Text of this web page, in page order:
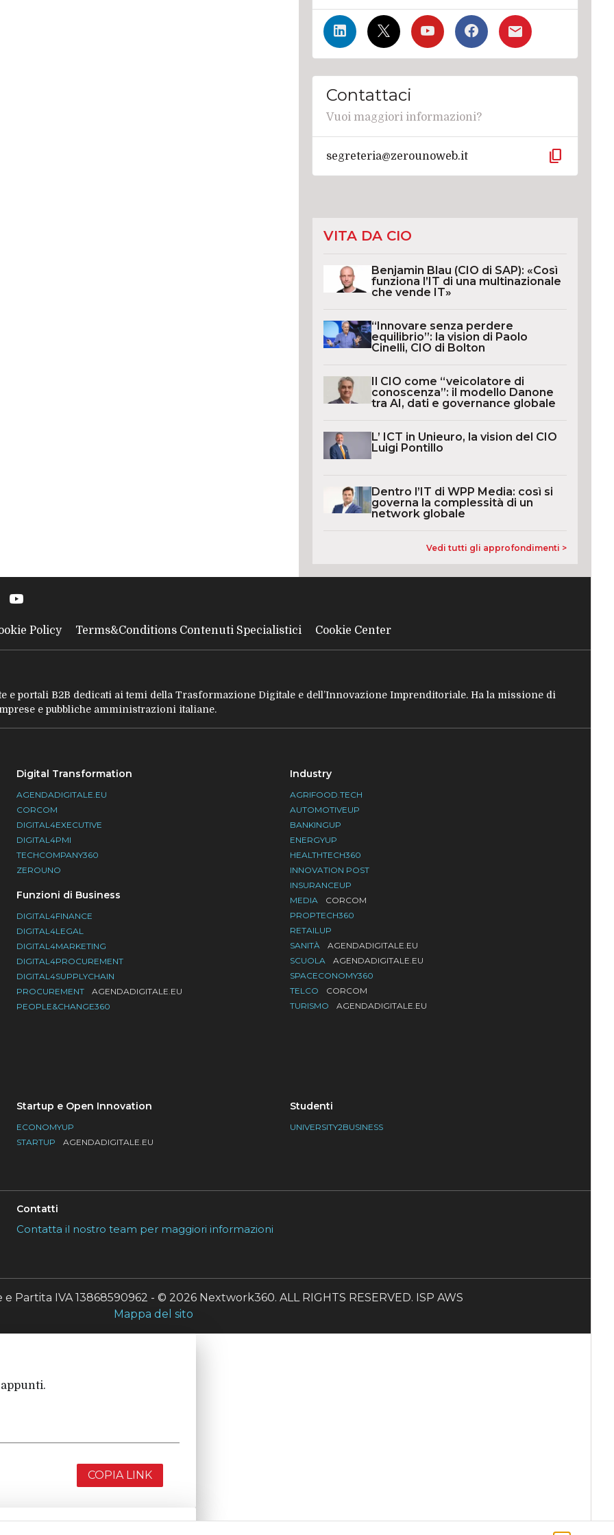
Contattaci
Vuoi maggiori informazioni?
segreteria@zerounoweb.it content_copy
VITA DA CIO
Benjamin Blau (CIO di SAP): «Così
funziona l’IT di una multinazionale
che vende IT»
“Innovare senza perdere
equilibrio”: la vision di Paolo
Cinelli, CIO di Bolton
Il CIO come “veicolatore di
conoscenza”: il modello Danone
tra AI, dati e governance globale
L’ ICT in Unieuro, la vision del CIO
Luigi Pontillo
Dentro l’IT di WPP Media: così si
governa la complessità di un
network globale
Vedi tutti gli approfondimenti >
Policy Terms&Conditions Contenuti Specialistici Cookie Center
e portali B2B dedicati ai temi della Trasformazione Digitale e dell’Innovazione Imprenditoriale. Ha la missione di
e pubbliche amministrazioni italiane.
Digital Transformation
AGENDADIGITALE.EU
CORCOM
DIGITAL4EXECUTIVE
DIGITAL4PMI
TECHCOMPANY360
ZEROUNO
Funzioni di Business
DIGITAL4FINANCE
DIGITAL4LEGAL
DIGITAL4MARKETING
DIGITAL4PROCUREMENT
DIGITAL4SUPPLYCHAIN
PROCUREMENT
AGENDADIGITALE.EU
PEOPLE&CHANGE360
Industry
AGRIFOOD.TECH
AUTOMOTIVEUP
BANKINGUP
ENERGYUP
HEALTHTECH360
INNOVATION POST
INSURANCEUP
MEDIA
CORCOM
PROPTECH360
RETAILUP
SANITÀ
AGENDADIGITALE.EU
SCUOLA
AGENDADIGITALE.EU
SPACECONOMY360
TELCO
CORCOM
TURISMO
AGENDADIGITALE.EU
Startup e Open Innovation
ECONOMYUP
STARTUP
AGENDADIGITALE.EU
Studenti
UNIVERSITY2BUSINESS
Contatti
Contatta il nostro team per maggiori informazioni
Partita IVA 13868590962 - © 2026 Nextwork360. ALL RIGHTS RESERVED. ISP AWS
Mappa del sito
COPIA LINK